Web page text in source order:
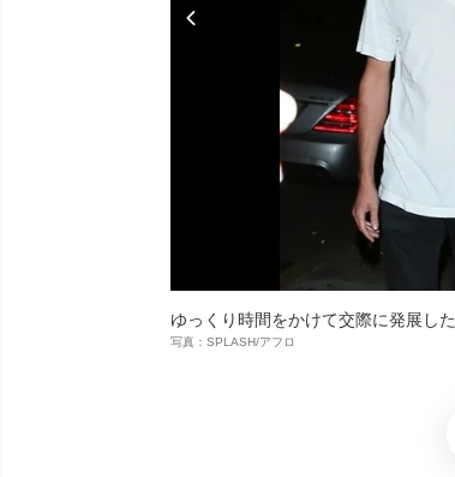
ゆっくり時間をかけて交際に発展し
写真：SPLASH/アフロ